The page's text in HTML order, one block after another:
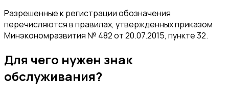
Разрешенные к регистрации обозначения
перечисляются в правилах, утвержденных приказом
Минэкономразвития № 482 от 20.07.2015, пункте 32.
Для чего нужен знак
обслуживания?